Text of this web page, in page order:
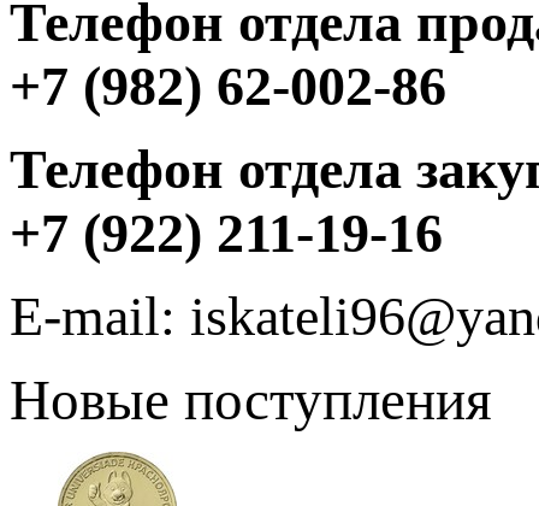
Телефон отдела
+7 (982) 62-002-86
Телефон отдела
+7 (922) 211-19-16
E-mail:
Новые поступления